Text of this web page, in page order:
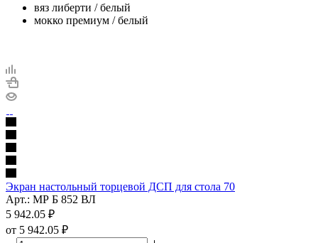
вяз либерти / белый
мокко премиум / белый
Экран настольный торцевой ДСП для стола 70
Арт.: МР Б 852 ВЛ
5 942.05 ₽
от 5 942.05 ₽